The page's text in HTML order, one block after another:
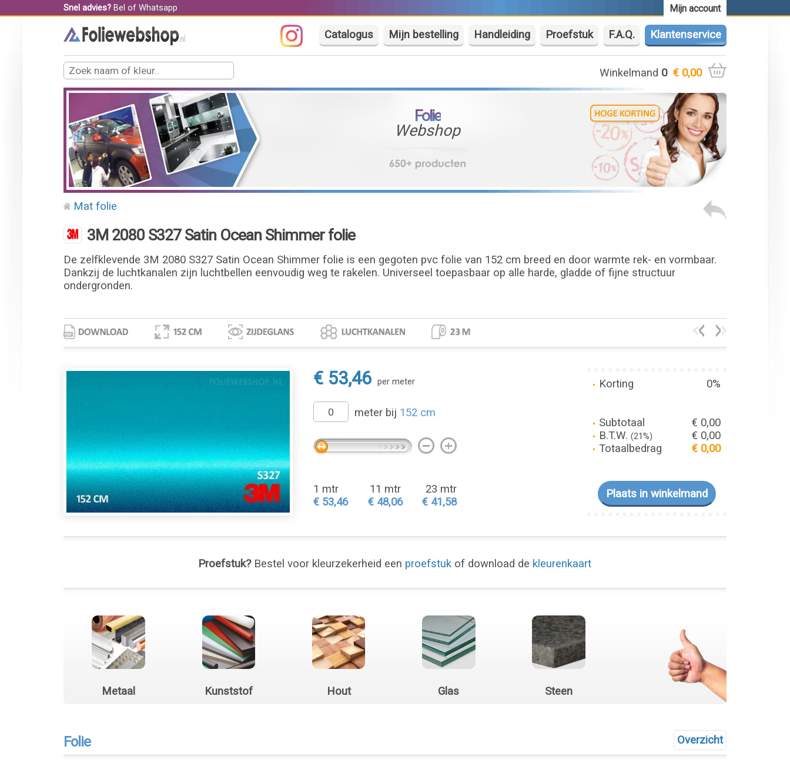
Mijn account
Snel advies? Belof Whatsapp
Catalogus Mijn bestelling Handleiding Proefstuk F.A.Q. Klantenservice
Winkelmand 0 € 0,00
Folie
Webshop
Mat folie
3M 2080 S327 Satin Ocean Shimmer folie
De zelfklevende 3M 2080 S327 Satin Ocean Shimmer folie is een gegoten pvc folie van 152 cm breed en door warmte rek- en vormbaar.
Dankzij de luchtkanalen zijn luchtbellen eenvoudig weg te rakelen. Universeel toepasbaar op alle harde, gladde of fijne structuur
ondergronden.
€ 53,46 per meter
meter bij 152 cm
1 mtr
€ 53,46
11 mtr
€ 48,06
23 mtr
€ 41,58
Korting 0%
Subtotaal
€ 0,00
B.T.W. (21%)
€ 0,00
Totaalbedrag
€ 0,00
Proefstuk?Bestel voor kleurzekerheid een proefstuk of download de kleurenkaart
Metaal Kunststof Hout Glas Steen
Overzicht
Folie